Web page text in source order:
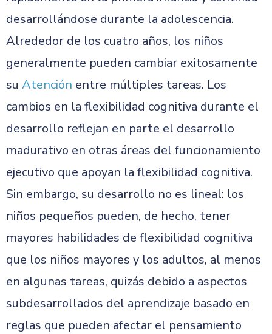
desarrollándose durante la adolescencia.
Alrededor de los cuatro años, los niños
generalmente pueden cambiar exitosamente
su Atención entre múltiples tareas. Los
cambios en la flexibilidad cognitiva durante el
desarrollo reflejan en parte el desarrollo
madurativo en otras áreas del funcionamiento
ejecutivo que apoyan la flexibilidad cognitiva.
Sin embargo, su desarrollo no es lineal: los
niños pequeños pueden, de hecho, tener
mayores habilidades de flexibilidad cognitiva
que los niños mayores y los adultos, al menos
en algunas tareas, quizás debido a aspectos
subdesarrollados del aprendizaje basado en
reglas que pueden afectar el pensamiento